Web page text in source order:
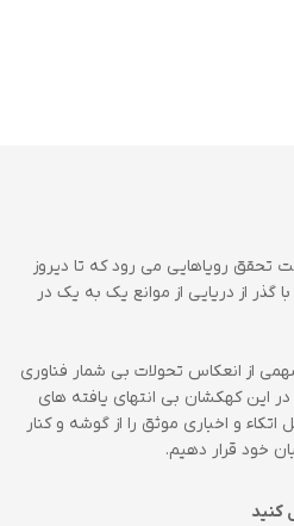
تحقق رویاهایی می رود که تا دیروز
گذر از دریایی از موانع یک به یک در
از انعکاس تحولات بی شمار فناوری
در این کهکشان بی انتهای یافته های
و اخباری موثق را از گوشه و کنار
خود قرار دهیم.
کنید